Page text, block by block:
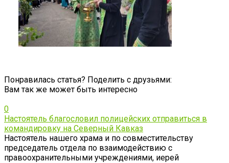
Понравилась статья? Поделить с друзьями:
Вам так же может быть интересно
0
Настоятель благословил полицейских отправиться в
командировку на Северный Кавказ
Настоятель нашего храма и по совместительству
председатель отдела по взаимодействию с
правоохранительными учреждениями, иерей